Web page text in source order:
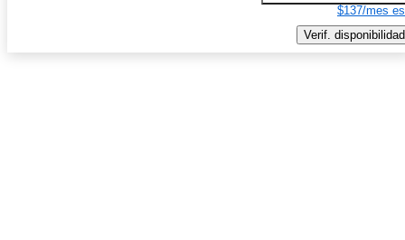
$137/mes
Verif. disponibilidad